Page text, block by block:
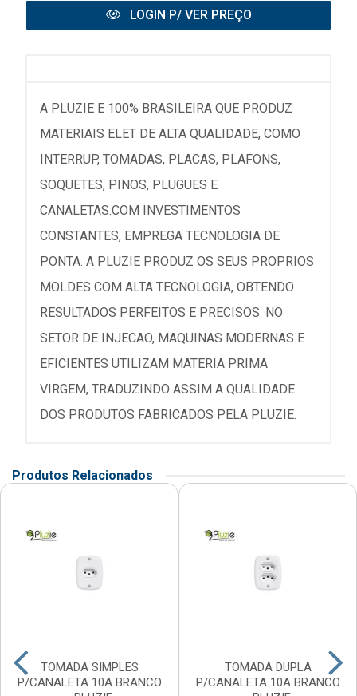
LOGIN P/ VER PREÇO
A PLUZIE E 100% BRASILEIRA QUE PRODUZ
MATERIAIS ELET DE ALTA QUALIDADE, COMO
INTERRUP, TOMADAS, PLACAS, PLAFONS,
SOQUETES, PINOS, PLUGUES E
CANALETAS.COM INVESTIMENTOS
CONSTANTES, EMPREGA TECNOLOGIA DE
PONTA. A PLUZIE PRODUZ OS SEUS PROPRIOS
MOLDES COM ALTA TECNOLOGIA, OBTENDO
RESULTADOS PERFEITOS E PRECISOS. NO
SETOR DE INJECAO, MAQUINAS MODERNAS E
EFICIENTES UTILIZAM MATERIA PRIMA
VIRGEM, TRADUZINDO ASSIM A QUALIDADE
DOS PRODUTOS FABRICADOS PELA PLUZIE.
Produtos Relacionados
TOMADA SIMPLES
P/CANALETA 10A BRANCO
TOMADA DUPLA
P/CANALETA 10A BRANCO